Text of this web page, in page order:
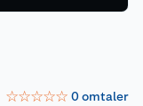
☆☆☆☆☆ 0omtaler